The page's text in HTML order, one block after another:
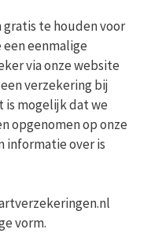
te houden voor
eenmalige
via onze website
verzekering bij
is mogelijk dat we
opgenomen op onze
informatie over is
vorm.